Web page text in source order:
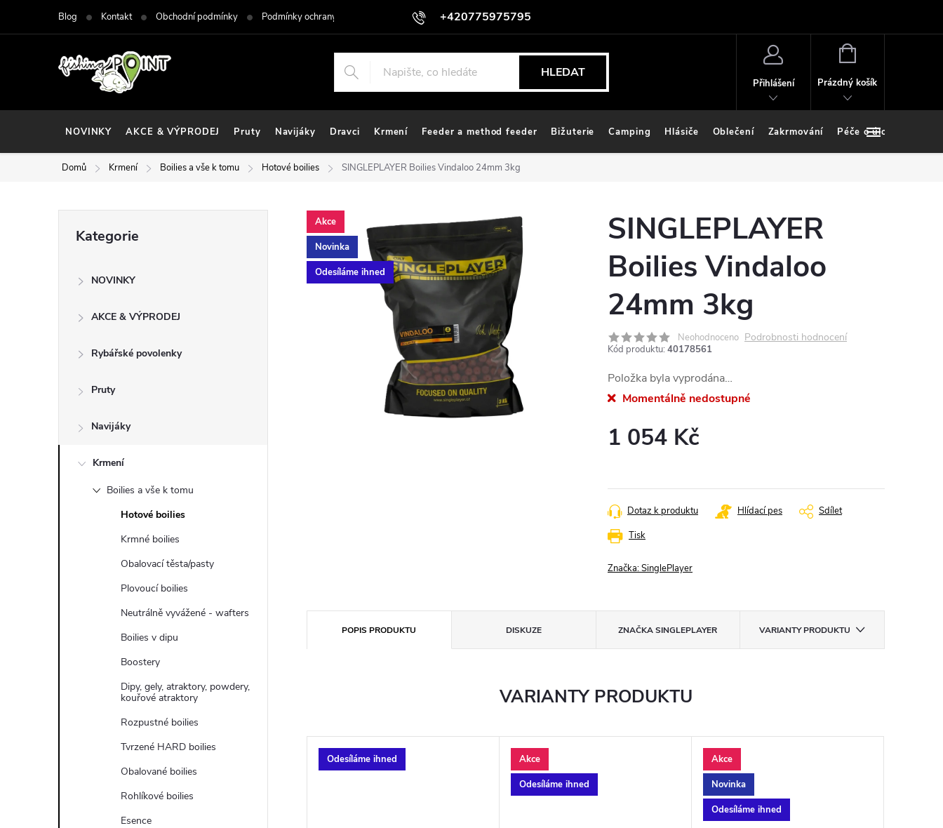
+420775975795
Blog Kontakt Obchodní podmínky Podmínky ochrany osobních údajů
HLEDAT
Přihlášení
NÁKUPNÍ
Prázdný košík
NOVINKY AKCE & VÝPRODEJ Pruty Navijáky Dravci Krmení Feeder a method feeder Bižuterie Camping Hlásiče Oblečení Zakrmování Péče o úlovek
Domů Krmení Boilies a vše k tomu Hotové boilies SINGLEPLAYER Boilies Vindaloo 24mm 3kg
n
kategorie
Kategorie
NOVINKY
AKCE & VÝPRODEJ
Rybářské povolenky
Pruty
Navijáky
Krmení
Boilies a vše k tomu
Hotové boilies
Krmné boilies
Obalovací těsta/pasty
Plovoucí boilies
Neutrálně vyvážené - wafters
Boilies v dipu
Boostery
Dipy, gely, atraktory, powdery,
kouřové atraktory
Rozpustné boilies
Tvrzené HARD boilies
Obalované boilies
Rohlíkové boilies
Esence
Akce
Novinka
Odesíláme ihned
SINGLEPLAYER
Boilies Vindaloo
24mm 3kg
Neohodnoceno Podrobnosti hodnocení
Kód produktu: 40178561
Položka byla vyprodána…
Momentálně nedostupné
1 054 Kč
Tisk
Dotaz k produktu Hlídací pes Sdílet
Značka:SinglePlayer
POPIS PRODUKTU DISKUZE ZNAČKASINGLEPLAYER VARIANTY PRODUKTU
VARIANTY PRODUKTU
Odesíláme ihned
Akce
Odesíláme ihned
Akce
Novinka
Odesíláme ihned